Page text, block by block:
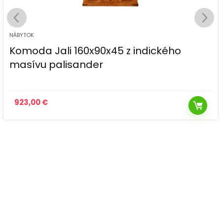
NÁBYTOK
Komoda Jali 160x90x45 z indického
masívu palisander
923,00€